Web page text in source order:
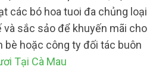
các bó hoa tuoi đa chủng loại
sắc sảo để khuyến mãi cho
bè hoặc công ty đối tác buôn
Tại Cà Mau